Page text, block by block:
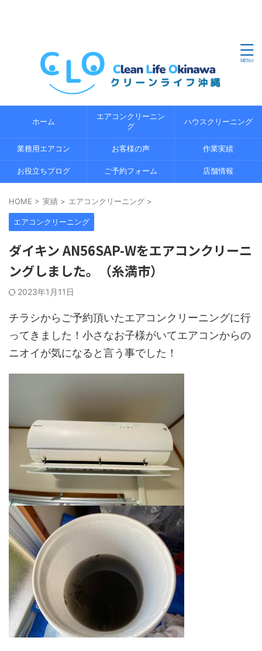
ホーム
エアコンクリーニン
グ
ハウスクリーニング
業務用エアコン お客様の声 作業実績
お役立ちブログ ご予約フォーム 店舗情報
HOME > 実績 > エアコンクリーニング >
エアコンクリーニング
ダイキン AN56SAP-Wをエアコンクリーニ
ングしました。（糸満市）
2023年1月11日
チラシからご予約頂いたエアコンクリーニングに行
ってきました！小さなお子様がいてエアコンからの
ニオイが気になると言う事でした！